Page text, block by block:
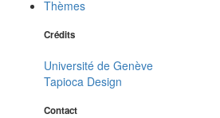
Thèmes
Crédits
Université de Genève
Tapioca Design
Contact